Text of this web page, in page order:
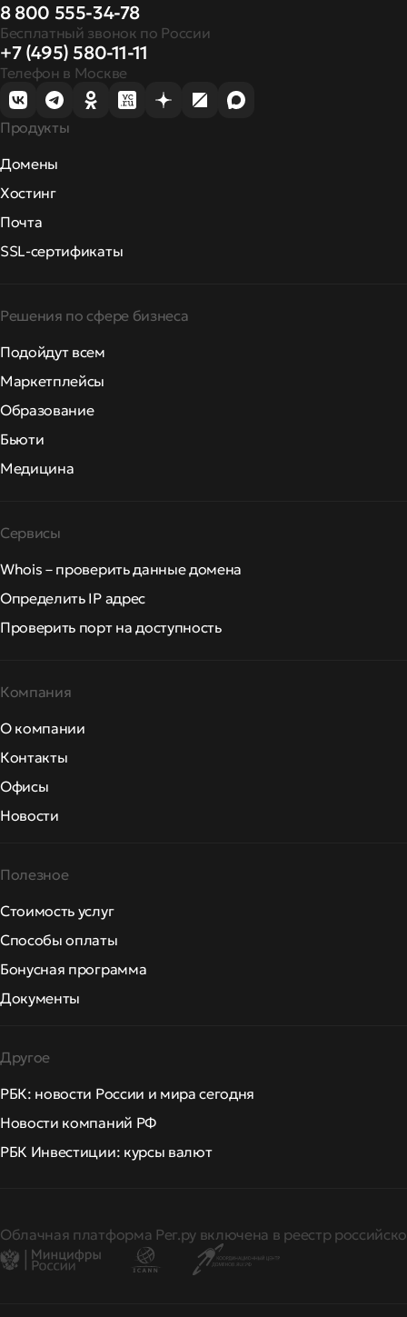
8 800 555-34-78
Бесплатный звонок по России
+7 (495) 580-11-11
Телефон в Москве
Продукты
Домены
Хостинг
Почта
SSL-сертификаты
Решения по сфере бизнеса
Подойдут всем
Маркетплейсы
Образование
Бьюти
Медицина
Сервисы
Whois – проверить данные домена
Определить IP адрес
Проверить порт на доступность
Компания
О компании
Контакты
Офисы
Новости
Полезное
Стоимость услуг
Способы оплаты
Бонусная программа
Документы
Другое
РБК: новости России и мира сегодня
Новости компаний РФ
РБК Инвестиции: курсы валют
Облачная платформа Рег.ру включена в реестр